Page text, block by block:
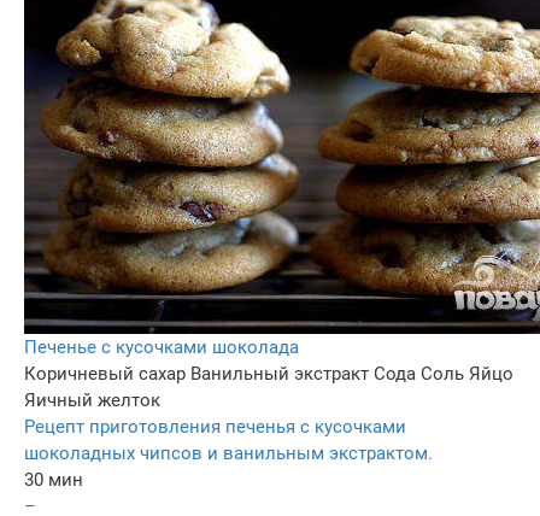
Печенье с кусочками шоколада
Коричневый сахар Ванильный экстракт Сода Соль Яйцо
Яичный желток
Рецепт приготовления печенья с кусочками
шоколадных чипсов и ванильным экстрактом.
30 мин
–